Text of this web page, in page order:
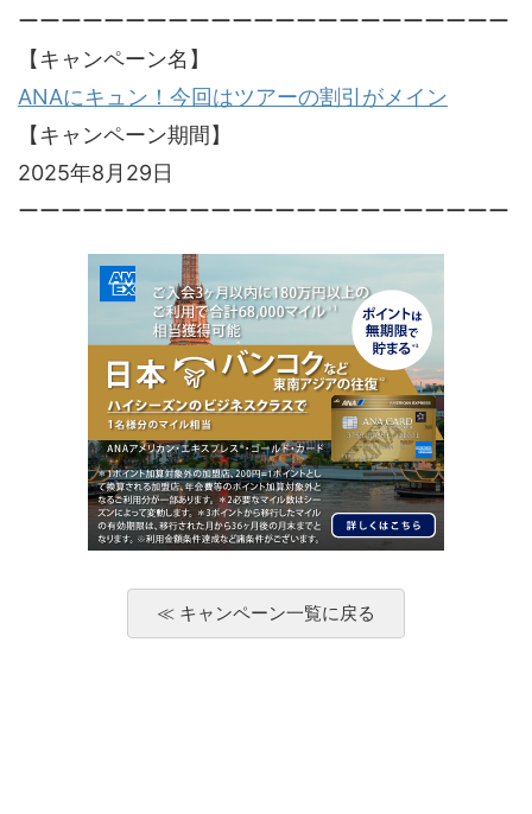
ーーーーーーーーーーーーーーーーーーーーーーー
【キャンペーン名】
ANAにキュン！今回はツアーの割引がメイン
【キャンペーン期間】
2025年8月29日
ーーーーーーーーーーーーーーーーーーーーーーー
≪ キャンペーン一覧に戻る